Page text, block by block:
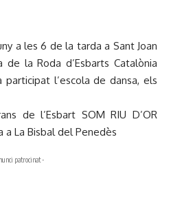
a les 6 de la tarda a Sant Joan
la Roda d’Esbarts Catalònia
participat l’escola de dansa, els
de l’Esbart SOM RIU D’OR
a La Bisbal del Penedès
patrocinat -